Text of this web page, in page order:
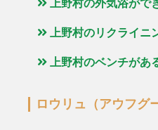
上野村の外気浴がで
上野村のリクライニ
上野村のベンチがあ
ロウリュ（アウフグ